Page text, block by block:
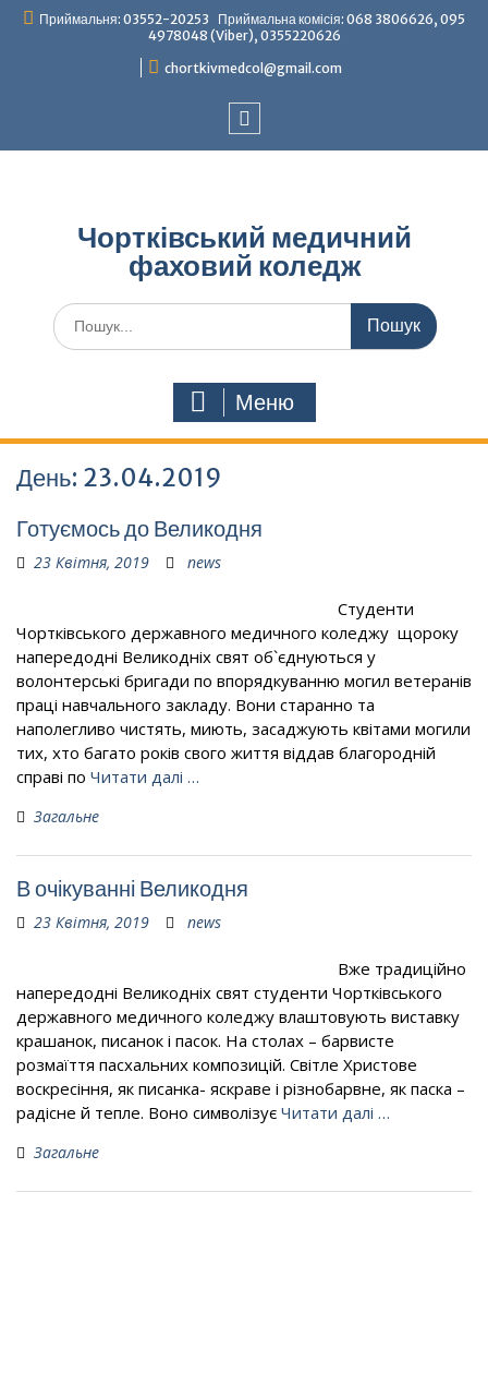
ПерейтиПриймальня: 03552-20253 Приймальна комісія: 068 3806626, 095
4978048 (Viber), 0355220626
chortkivmedcol@gmail.com
Чортківський медичний
фаховий коледж
Шукати:
Меню
День: 23.04.2019
Готуємось до Великодня
23 Квітня, 2019 news
Студенти
Чортківського державного медичного коледжу щороку
напередодні Великодніх свят об`єднуються у
волонтерські бригади по впорядкуванню могил ветеранів
праці навчального закладу. Вони старанно та
наполегливо чистять, миють, засаджують квітами могили
тих, хто багато років свого життя віддав благородній
справі по Читати далі …
Загальне
В очікуванні Великодня
23 Квітня, 2019 news
Вже традиційно
напередодні Великодніх свят студенти Чортківського
державного медичного коледжу влаштовують виставку
крашанок, писанок і пасок. На столах – барвисте
розмаїття пасхальних композицій. Світле Христове
воскресіння, як писанка- яскраве і різнобарвне, як паска –
радісне й тепле. Воно символізує Читати далі …
Загальне